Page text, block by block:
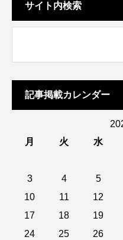
サイト内検索
記事掲載カレンダー
月
火 水
3
4 5
10
11 12
17
18 19
24
25 26